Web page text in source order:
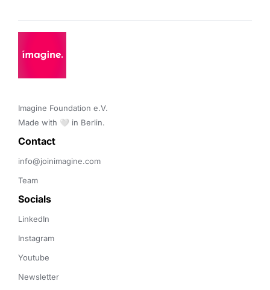
Imagine Foundation e.V.
Made with 🤍 in Berlin.
Contact
info@joinimagine.com
Team
Socials
LinkedIn
Instagram
Youtube
Newsletter